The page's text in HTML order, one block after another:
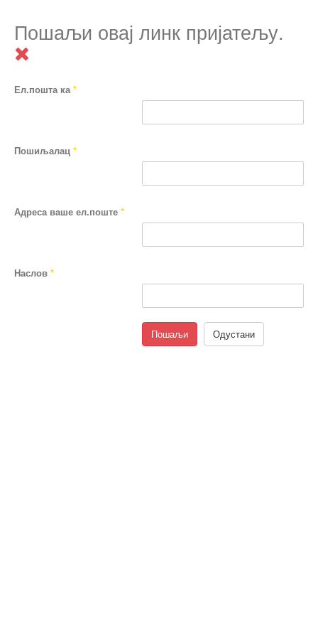
Пошаљи овај линк пријатељу.
Ел.пошта ка*
Пошиљалац *
Адреса ваше ел.поште *
Наслов *
Пошаљи Одустани